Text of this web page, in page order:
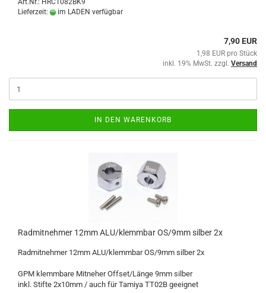
Art.Nr.: HRC1082BK9
Lieferzeit:
im LADEN verfügbar
7,90 EUR
1,98 EUR pro Stück
inkl. 19% MwSt. zzgl. Versand
IN DEN WARENKORB
Radmitnehmer 12mm ALU/klemmbar OS/9mm silber 2x
Radmitnehmer 12mm ALU/klemmbar OS/9mm silber 2x
GPM klemmbare Mitneher Offset/Länge 9mm silber
inkl. Stifte 2x10mm / auch für Tamiya TT02B geeignet